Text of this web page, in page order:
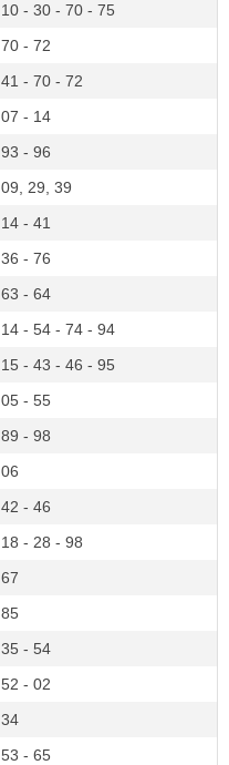
10 - 30 - 70 - 75
70 - 72
41 - 70 - 72
07 - 14
93 - 96
09, 29, 39
14 - 41
36 - 76
63 - 64
14 - 54 - 74 - 94
15 - 43 - 46 - 95
05 - 55
89 - 98
06
42 - 46
18 - 28 - 98
67
85
35 - 54
52 - 02
34
53 - 65